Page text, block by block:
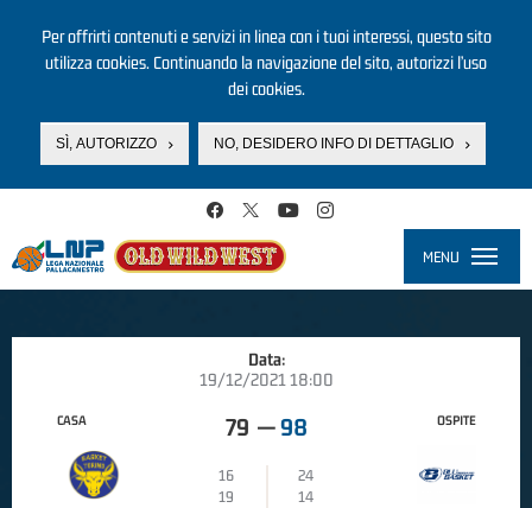
Per offrirti contenuti e servizi in linea con i tuoi interessi, questo sito
utilizza cookies. Continuando la navigazione del sito, autorizzi l’uso
dei cookies.
SÌ, AUTORIZZO NO, DESIDERO INFO DI DETTAGLIO
MENU
Data:
19/12/2021 18:00
CASA 79 — 98
16
24
19
14
OSPITE